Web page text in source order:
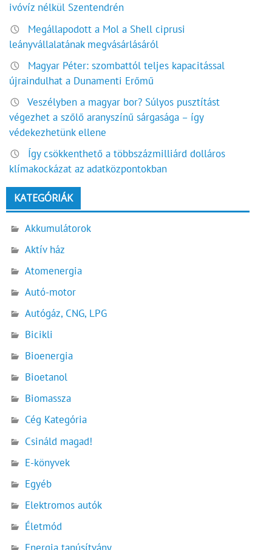
ivóvíz nélkül Szentendrén
Megállapodott a Mol a Shell ciprusi
leányvállalatának megvásárlásáról
Magyar Péter: szombattól teljes kapacitással
újraindulhat a Dunamenti Erőmű
Veszélyben a magyar bor? Súlyos pusztítást
végezhet a szőlő aranyszínű sárgasága – így
védekezhetünk ellene
Így csökkenthető a többszázmilliárd dolláros
klímakockázat az adatközpontokban
KATEGÓRIÁK
Akkumulátorok
Aktív ház
Atomenergia
Autó-motor
Autógáz, CNG, LPG
Bicikli
Bioenergia
Bioetanol
Biomassza
Cég Kategória
Csináld magad!
E-könyvek
Egyéb
Elektromos autók
Életmód